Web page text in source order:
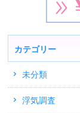
カテゴリー
未分類
浮気調査